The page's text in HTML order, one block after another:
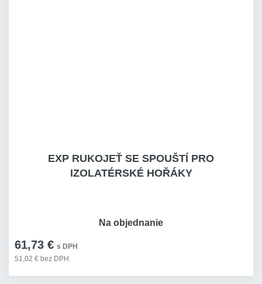
EXP RUKOJEŤ SE SPOUŠTÍ PRO
IZOLATÉRSKÉ HOŘÁKY
61,73 € s DPH
51,02 € bez DPH
Na objednanie